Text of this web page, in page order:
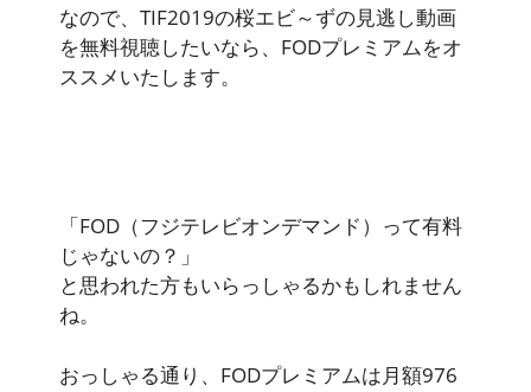
なので、 TIF2019の桜エビ～ずの見逃し動画
を無料視聴したいなら、FODプレミアムをオ
ススメいたします。
「FOD（フジテレビオンデマンド）って有料
じゃないの？」
と思われた方もいらっしゃるかもしれません
ね。
おっしゃる通り、FODプレミアムは月額976